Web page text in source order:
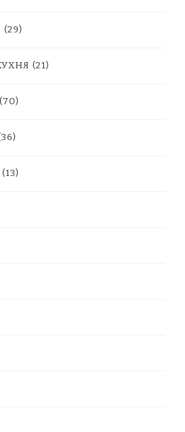
(29)
(21)
(70)
(13)